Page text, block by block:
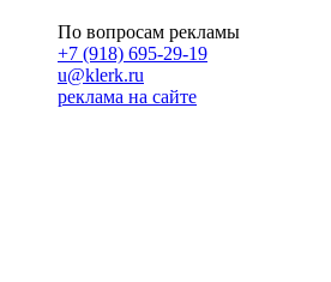
По вопросам рекламы
+7 (918) 695-29-19
u@klerk.ru
реклама на сайте